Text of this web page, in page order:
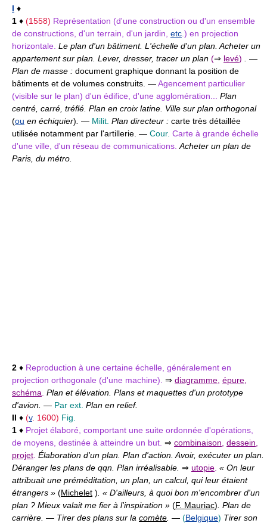
I ♦
1 ♦ (1558) Représentation (d'une construction ou d'un ensemble
de constructions, d'un terrain, d'un jardin, etc .) en projection
horizontale. Le plan d'un bâtiment. L'échelle d'un plan. Acheter un
appartement sur plan. Lever, dresser, tracer un plan (⇒ levé)
—
Plan de masse : document graphique donnant la position de
bâtiments et de volumes construits. —Agencement particulier
(visible sur le plan) d'un édifice, d'une agglomération... Plan
centré, carré, tréflé. Plan en croix latine. Ville sur plan orthogonal
(ou en échiquier) — Milit. Plan directeur : carte très détaillée
utilisée notamment par l'artillerie. — Cour. Carte à grande échelle
d'une ville, d'un réseau de communications. Acheter un plan de
Paris, du métro.
2 ♦ Reproduction à une certaine échelle, généralement en
projection orthogonale (d'une machine). ⇒ diagramme épure
schéma Plan et élévation. Plans et maquettes d'un prototype
d'avion. — Par ext. Plan en relief.
II ♦ (v. 1600) Fig.
1 ♦ Projet élaboré, comportant une suite ordonnée d'opérations,
de moyens, destinée à atteindre un but. ⇒ combinaison dessein
projet Élaboration d'un plan. Plan d'action. Avoir, exécuter un plan.
Déranger les plans de qqn. Plan irréalisable. ⇒ utopie « On leur
attribuait une préméditation, un plan, un calcul, qui leur étaient
étrangers » (Michelet ) . « D'ailleurs, à quoi bon m'encombrer d'un
plan ? Mieux valait me fier à l'inspiration » (F. Mauriac) . Plan de
carrière. — Tirer des plans sur la comète — (Belgique) Tirer son